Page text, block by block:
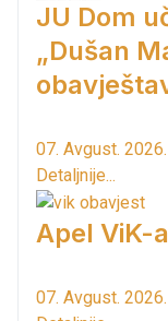
JU Dom
„Dušan
07. Avgust. 2026.
Detaljnije...
Apel ViK-
07. Avgust. 2026.